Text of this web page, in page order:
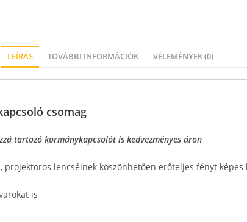
LEÍRÁS TOVÁBBI INFORMÁCIÓK VÉLEMÉNYEK (0)
csomag
tartozó kormánykapcsolót is kedvezményes áron
lencséinek köszönhetően erőteljes fényt képes
is